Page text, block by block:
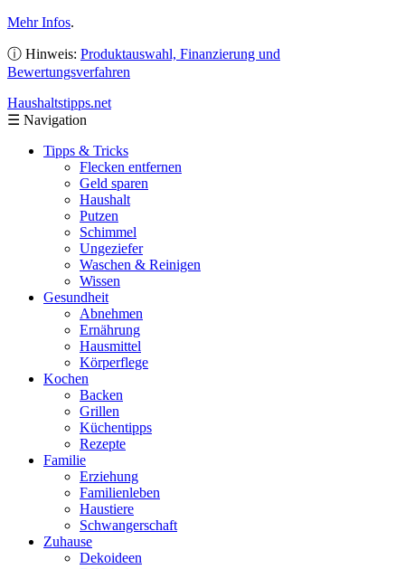
Mehr Infos.
ⓘ Hinweis: Produktauswahl, Finanzierung und
Bewertungsverfahren
Haushaltstipps.net
☰ Navigation
Tipps & Tricks
Flecken entfernen
Geld sparen
Haushalt
Putzen
Schimmel
Ungeziefer
Waschen & Reinigen
Wissen
Gesundheit
Abnehmen
Ernährung
Hausmittel
Körperflege
Kochen
Backen
Grillen
Küchentipps
Rezepte
Familie
Erziehung
Familienleben
Haustiere
Schwangerschaft
Zuhause
Dekoideen